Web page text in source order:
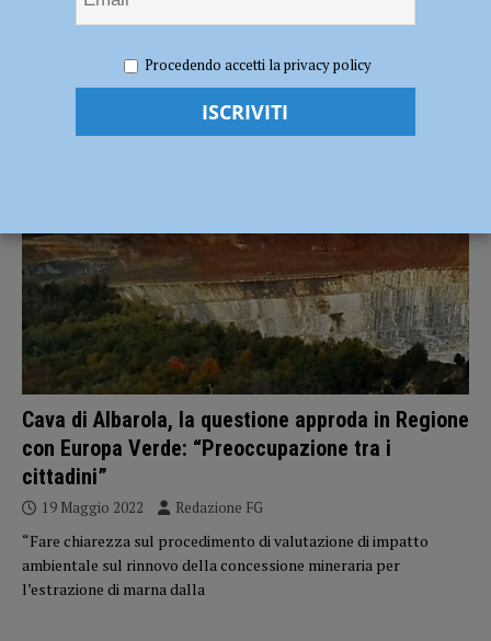
cava di Albarola
Cava di Albarola, la questione approda in Regione
con Europa Verde: “Preoccupazione tra i
cittadini”
19 Maggio 2022 Redazione FG
“Fare chiarezza sul procedimento di valutazione di impatto
ambientale sul rinnovo della concessione mineraria per
l’estrazione di marna dalla
Procedendo accetti la privacy policy